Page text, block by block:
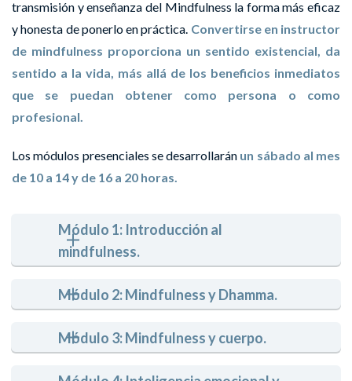
transmisión y enseñanza del Mindfulness la forma más eficaz
y honesta de ponerlo en práctica. Convertirse en instructor
de mindfulness proporciona un sentido existencial, da
sentido a la vida, más allá de los beneficios inmediatos
que se puedan obtener como persona o como
profesional.
Los módulos presenciales se desarrollarán un sábado al mes
de 10 a 14 y de 16 a 20 horas.
Módulo 1: Introducción al
mindfulness.
Módulo 2: Mindfulness y Dhamma.
Módulo 3: Mindfulness y cuerpo.